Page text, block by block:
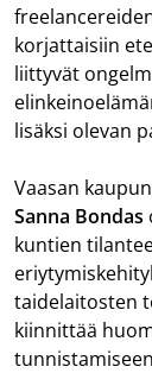
korjattaisiin
liittyvät
lisäksi olevan
Vaasan
Sanna Bondas
kuntien
taidelaitosten
kiinnittää